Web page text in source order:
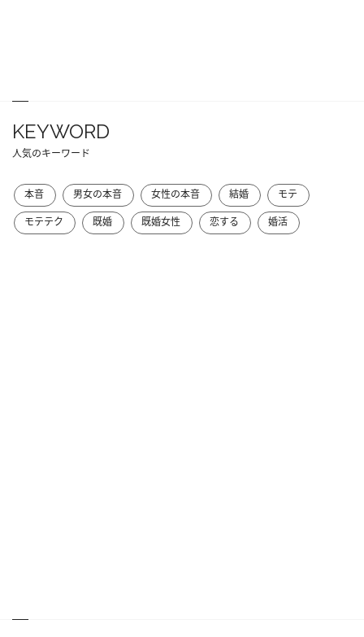
KEYWORD
人気のキーワード
本音 男女の本音 女性の本音 結婚
モテ
モテテク
既婚 既婚女性 恋する 婚活